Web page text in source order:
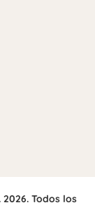
Todos los